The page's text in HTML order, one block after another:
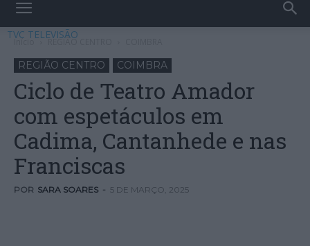
TVC TELEVISÃO
Início REGIÃO CENTRO
REGIÃO CENTRO COIMBRA
Ciclo de Teatro Amador
com espetáculos em
Cadima, Cantanhede e nas
Franciscas
POR SARA SOARES - 5 DE MARÇO, 2025